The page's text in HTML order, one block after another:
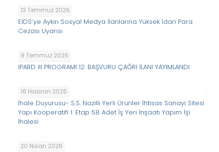
13 Temmuz 2026
EİDS’ye Aykırı Sosyal Medya İlanlarına Yüksek İdari Para
Cezası Uyarısı
9 Temmuz 2026
IPARD III PROGRAMI 12. BAŞVURU ÇAĞRI İLANI YAYIMLANDI
16 Haziran 2026
İhale Duyurusu- S.S. Nazilli Yerli Ürünler İhtisas Sanayi Sitesi
Yapı Kooperatifi 1. Etap 58 Adet İş Yeri İnşaatı Yapım İşi
İhalesi
20 Nisan 2026